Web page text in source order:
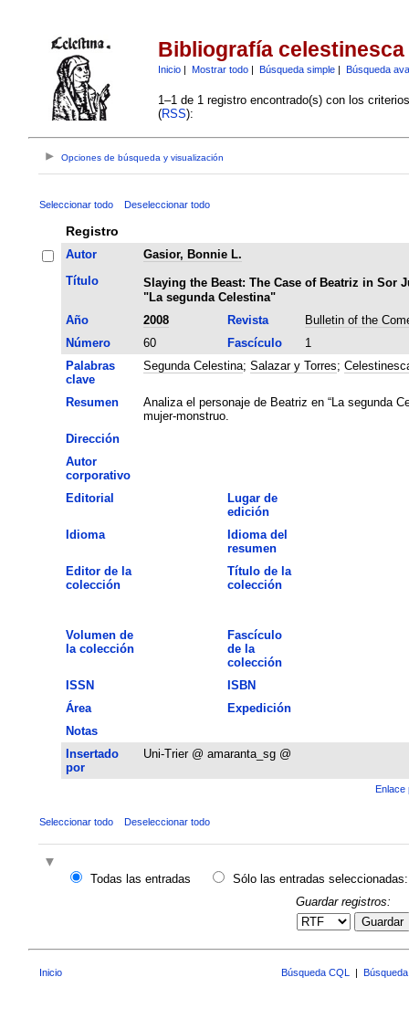
Bibliografía celestinesca
Inicio| Mostrar todo| Búsqueda simple| Búsqueda
1–1 de 1 registro encontrado(s) con los
(RSS):
Opciones de búsqueda y visualización
Seleccionar todo Deseleccionar todo
Registro
Autor
Gasior, Bonnie L.
Título
Slaying the Beast: The Case of Beatriz in
"La segunda Celestina"
Año
2008 Revista
Bulletin of the
Número
60 Fascículo
1
Palabras
clave
Segunda Celestina; Salazar y Torres;
Resumen
Analiza el personaje de Beatriz en “La segunda
mujer-monstruo.
Dirección
Autor
corporativo
Editorial
Lugar de
edición
Idioma
Idioma del
resumen
Editor de la
colección
Título de la
colección
Volumen de
la colección
Fascículo
de la
colección
ISSN
ISBN
Área
Expedición
Notas
Insertado
por
Uni-Trier @ amaranta_sg @
Enlace
Seleccionar todo Deseleccionar todo
Todas las entradas
Sólo las entradas seleccionadas:
Guardar registros:
Guardar
Inicio Búsqueda CQL